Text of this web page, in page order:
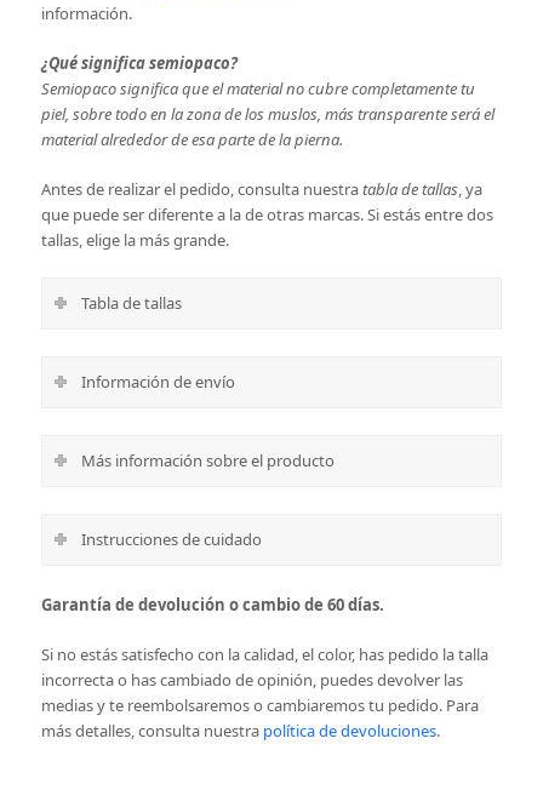
información.
¿Qué significa semiopaco?
Semiopaco significa que el material no cubre completamente tu
piel, sobre todo en la zona de los muslos, más transparente será el
material alrededor de esa parte de la pierna.
Antes de realizar el pedido, consulta nuestratabla de tallas, ya
que puede ser diferente a la de otras marcas. Si estás entre dos
tallas, elige la más grande.
Tabla de tallas
Información de envío
Más información sobre el producto
Instrucciones de cuidado
Garantía de devolución o cambio de 60 días.
Si no estás satisfecho con la calidad, el color, has pedido la talla
incorrecta o has cambiado de opinión, puedes devolver las
medias y te reembolsaremos o cambiaremos tu pedido. Para
más detalles, consulta nuestra política de devoluciones.